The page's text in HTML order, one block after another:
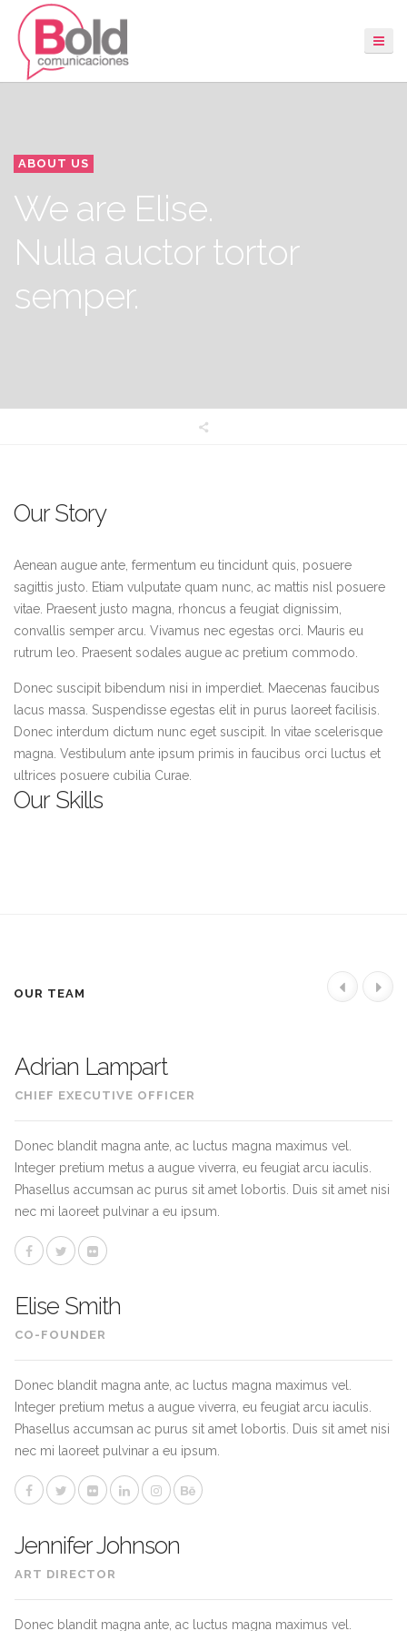
ABOUT US
We are Elise.
Nulla auctor tortor
semper.
Our Story
Aenean augue ante, fermentum eu tincidunt quis, posuere
sagittis justo. Etiam vulputate quam nunc, ac mattis nisl posuere
vitae. Praesent justo magna, rhoncus a feugiat dignissim,
convallis semper arcu. Vivamus nec egestas orci. Mauris eu
rutrum leo. Praesent sodales augue ac pretium commodo.
Donec suscipit bibendum nisi in imperdiet. Maecenas faucibus
lacus massa. Suspendisse egestas elit in purus laoreet facilisis.
Donec interdum dictum nunc eget suscipit. In vitae scelerisque
magna. Vestibulum ante ipsum primis in faucibus orci luctus et
ultrices posuere cubilia Curae.
Our Skills
OUR TEAM
Adrian Lampart
CHIEF EXECUTIVE OFFICER
Donec blandit magna ante, ac luctus magna maximus vel.
Integer pretium metus a augue viverra, eu feugiat arcu iaculis.
Phasellus accumsan ac purus sit amet lobortis. Duis sit amet nisi
nec mi laoreet pulvinar a eu ipsum.
Elise Smith
CO-FOUNDER
Donec blandit magna ante, ac luctus magna maximus vel.
Integer pretium metus a augue viverra, eu feugiat arcu iaculis.
Phasellus accumsan ac purus sit amet lobortis. Duis sit amet nisi
nec mi laoreet pulvinar a eu ipsum.
Jennifer Johnson
ART DIRECTOR
Donec blandit magna ante, ac luctus magna maximus vel.